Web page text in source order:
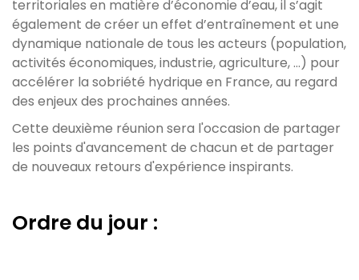
territoriales en matière d’économie d’eau, il s’agit
également de créer un effet d’entraînement et une
dynamique nationale de tous les acteurs (population,
activités économiques, industrie, agriculture, …) pour
accélérer la sobriété hydrique en France, au regard
des enjeux des prochaines années.
Cette deuxième réunion sera l'occasion de partager
les points d'avancement de chacun et de partager
de nouveaux retours d'expérience inspirants.
Ordre du jour :